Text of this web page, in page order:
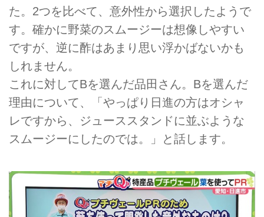
た。2つを比べて、意外性から選択したようで
す。確かに野菜のスムージーは想像しやすい
ですが、逆に酢はあまり思い浮かばないかも
しれません。
これに対してBを選んだ品田さん。Bを選んだ
理由について、「やっぱり日進の方はオシャ
レですから、ジューススタンドに並ぶような
スムージーにしたのでは。」と話します。